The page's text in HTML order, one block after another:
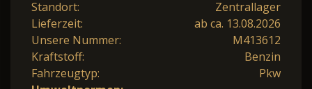
Standort:
Zentrallager
Lieferzeit:
ab ca. 13.08.2026
Unsere Nummer:
M413612
Kraftstoff:
Benzin
Fahrzeugtyp:
Pkw